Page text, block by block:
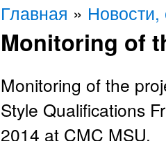
Вы здесь
Главная »
Monitoring of
Monitoring of the
Style Qualifications
2014 at CMC MSU.